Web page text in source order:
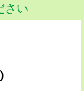
さい